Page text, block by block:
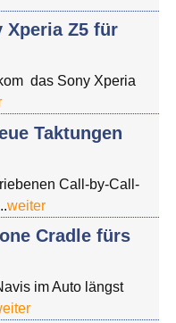
Xperia Z5 für
das Sony Xperia
Taktungen
Call-by-Call-
weiter
Cradle fürs
im Auto längst